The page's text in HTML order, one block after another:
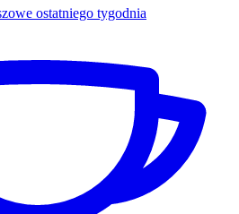
ostatniego tygodnia